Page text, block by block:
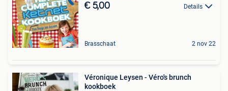
€ 5,00 Details
Brasschaat 2 nov 22
Véronique Leysen - Véro's brunch
kookboek